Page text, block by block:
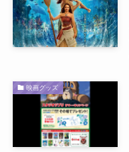
映画グッズ